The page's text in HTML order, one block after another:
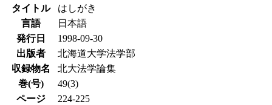
タイトル
はしがき
言語
日本語
発行日
1998-09-30
出版者
北海道大学法学部
収録物名
北大法学論集
巻(号)
49(3)
ページ
224-225